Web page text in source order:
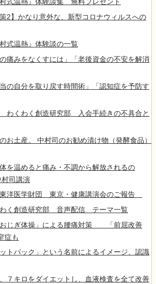
策2】かなり意外な、新型コロナウィルスへの
村式温熱』体験談の一覧
の痛みをなくすには」「老後資金の不安を解消
当の自分を取り戻す時間術」「認知症を予防す
わくわく創造研究部 入会手続きの不具合と
お土産。 中村司のお勧め漬け物（発酵食品）
を温めると痛み・不調から解放されるの
司講演
洋医学財団 東京・健康講演会のご報告
く創造研究部 音声配信 テーマ一覧
おじぎ体操」による腰痛対策 「前屈改善
症も
ットパック」という名前によるイメージ、認識
７キロをダイエットし、血液検査を全て改善